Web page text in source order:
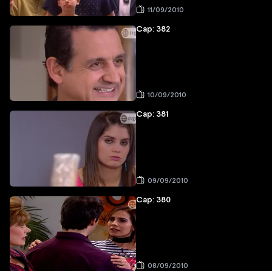
11/09/2010
Cap: 382
10/09/2010
Cap: 381
09/09/2010
Cap: 380
08/09/2010